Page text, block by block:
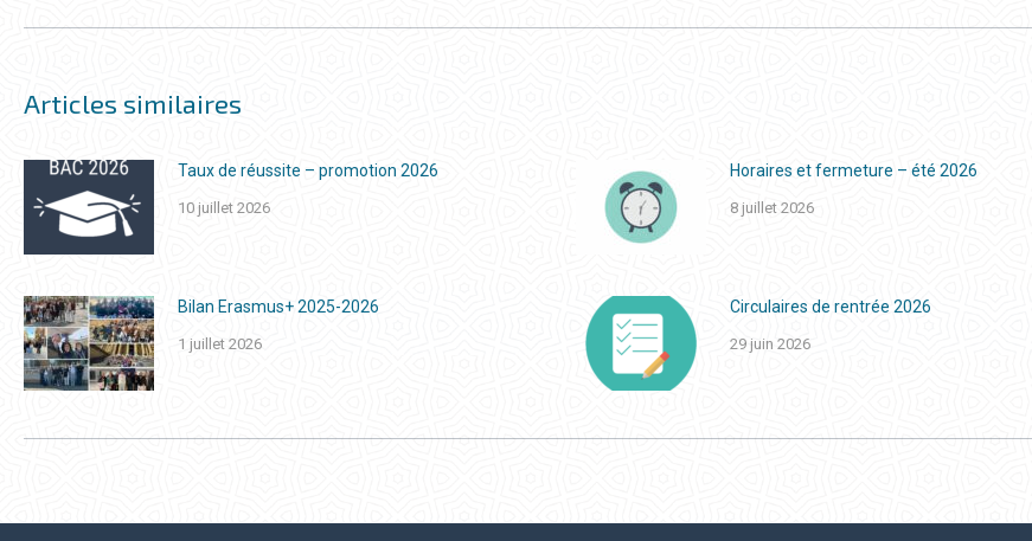
Articles similaires
Taux de réussite – promotion 2026
10 juillet 2026
Horaires et fermeture – été 2026
8 juillet 2026
Bilan Erasmus+ 2025-2026
1 juillet 2026
Circulaires de rentrée 2026
29 juin 2026